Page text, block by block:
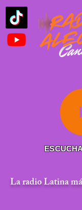
La radio Latina